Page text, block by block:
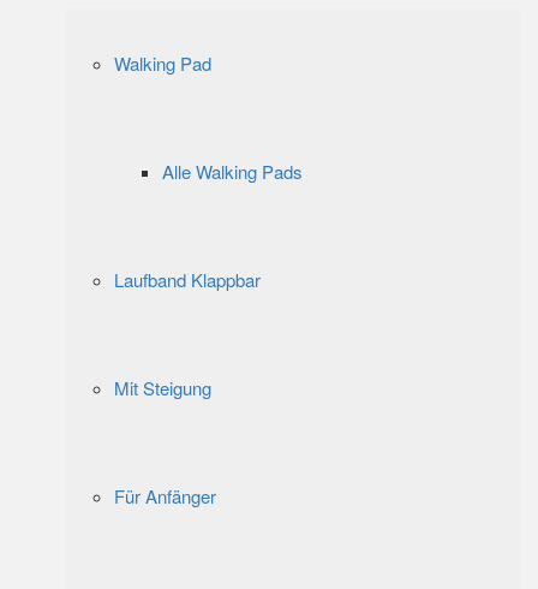
Walking Pad
Alle Walking Pads
Laufband Klappbar
Mit Steigung
Für Anfänger